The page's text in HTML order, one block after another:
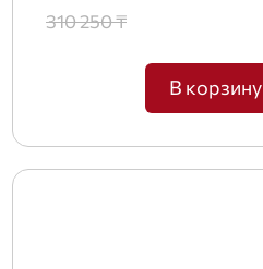
310 250 ₸
В корзину